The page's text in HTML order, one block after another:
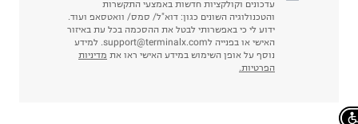
עדכונים וקולקציות חדשות באמצעי התקשרות
והטכנולוגיה השונים כגון: דוא"ל/ סמס/ וואטסאפ ועוד.
ידוע לי כי באפשרותי לבטל את ההסכמה בכל עת באיזור
האישי או בפנייה לsupport@terminalx.com. למידע
נוסף על אופן השימוש במידע האישי ראו את מדיניות
הפרטיות.